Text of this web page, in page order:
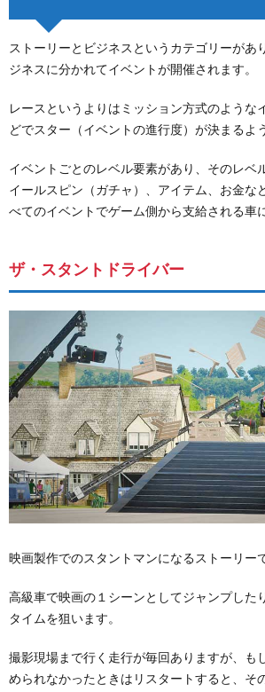
ストーリーとビジネスというカテゴリーがあ
ジネスに分かれてイベントが開催されます。
レースというよりはミッション方式のような
どでスター（イベントの進行度）が決まるよ
イベントごとのレベル要素があり、そのレベ
イールスピン（ガチャ）、アイテム、お金な
べてのイベントでゲーム側から支給される車
ザ・スタントドライバー
映画製作でのスタントマンになるストーリー
高級車で映画の１シーンとしてジャンプした
タイムを狙います。
撮影現場まで行く走行が毎回ありますが、も
められなかったときはリスタートすると、そ